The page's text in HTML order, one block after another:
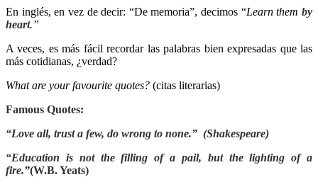
En inglés, en vez de decir: “De memoria”, decimos “Learn themby
heart.”
A veces, es más fácil recordar las palabras bien expresadas que las
más cotidianas, ¿verdad?
What are your favourite quotes? (citas literarias)
Famous Quotes:
“Love all, trust a few, do wrong to none.” (Shakespeare)
“Education is not the filling of a pail, but the lighting of a
fire.”(W.B. Yeats)